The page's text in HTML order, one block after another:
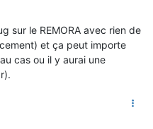
sur le REMORA avec rien de
et ça peut importe
cas ou il y aurai une